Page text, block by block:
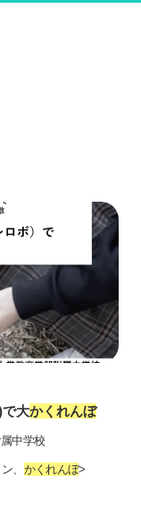
大かくれんぼ
中学校
、 かくれんぼ>